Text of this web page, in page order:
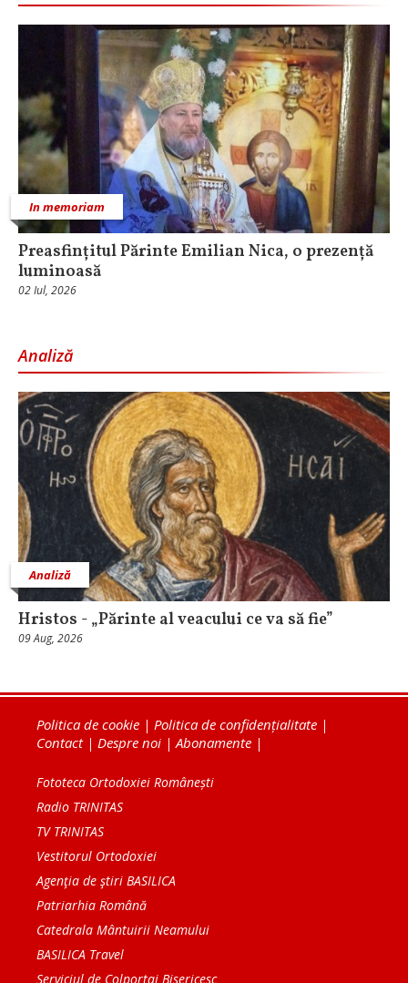
In memoriam
Preasfințitul Părinte Emilian Nica, o prezență
luminoasă
02 Iul, 2026
Analiză
Analiză
Hristos - „Părinte al veacului ce va să fie”
09 Aug, 2026
Politica de cookie | Politica de confidențialitate |
Contact| Despre noi | Abonamente |
Fototeca Ortodoxiei Românești
Radio TRINITAS
TV TRINITAS
Vestitorul Ortodoxiei
Agenţia de ştiri BASILICA
Patriarhia Română
Catedrala Mântuirii Neamului
BASILICA Travel
Serviciul de Colportaj Bisericesc